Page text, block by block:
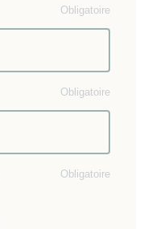
Obligatoire
Obligatoire
Obligatoire